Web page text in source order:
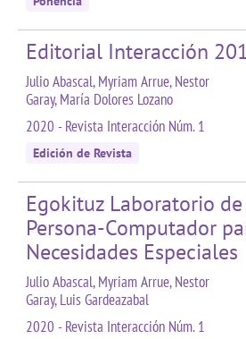
Editorial Interacción
Julio Abascal, Myriam Arrue, Nestor
Garay, María Dolores Lozano
2020 - Revista Interacción Núm. 1
Edición de Revista
Egokituz Laboratorio
Persona-Computador
Necesidades Especiales
Julio Abascal, Myriam Arrue, Nestor
Garay, Luis Gardeazabal
2020 - Revista Interacción Núm. 1